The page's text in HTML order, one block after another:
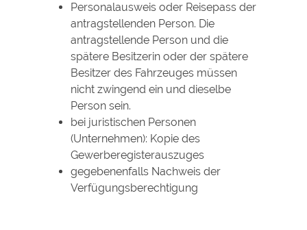
Personalausweis oder Reisepass der
antragstellenden Person. Die
antragstellende Person und die
spätere Besitzerin oder der spätere
Besitzer des Fahrzeuges müssen
nicht zwingend ein und dieselbe
Person sein.
bei juristischen Personen
(Unternehmen): Kopie des
Gewerberegisterauszuges
gegebenenfalls Nachweis der
Verfügungsberechtigung